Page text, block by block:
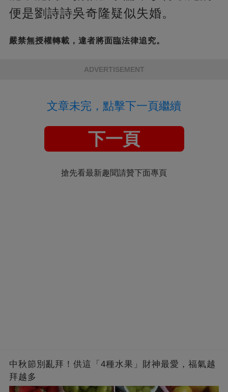
便是劉詩詩吳奇隆疑似失婚。
嚴禁無授權轉載，違者將面臨法律追究。
ADVERTISEMENT
文章未完，點擊下一頁繼續
下一頁
搶先看最新趣聞請贊下面專頁
中秋節別亂拜！供這「4種水果」財神最愛，福氣越
拜越多